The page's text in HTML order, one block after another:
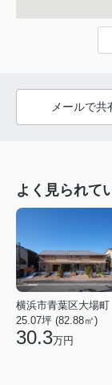
メールで共
よく見られて
横浜市青葉区大場町
25.07坪 (82.88㎡)
30.3万円